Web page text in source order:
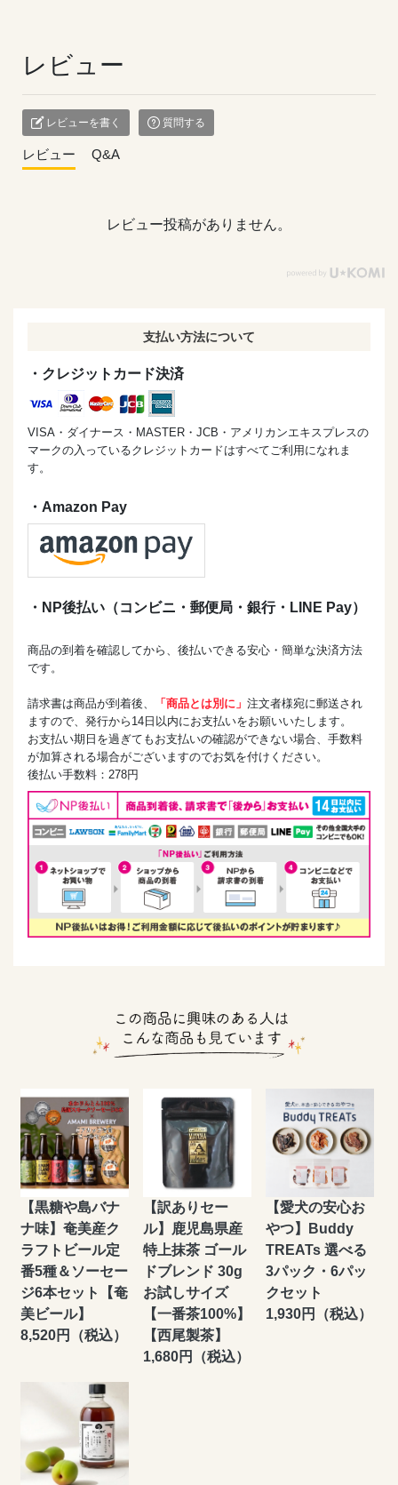
レビュー
レビューを書く 質問する
レビュー Q&A
レビュー投稿がありません。
支払い方法について
・クレジットカード決済
VISA・ダイナース・MASTER・JCB・アメリカンエキスプレスの
マークの入っているクレジットカードはすべてご利用になれま
す。
・Amazon Pay
・NP後払い（コンビニ・郵便局・銀行・LINE Pay）
商品の到着を確認してから、後払いできる安心・簡単な決済方法
です。
請求書は商品が到着後、 「商品とは別に」 注文者様宛に郵送され
ますので、発行から14日以内にお支払いをお願いいたします。
お支払い期日を過ぎてもお支払いの確認ができない場合、手数料
が加算される場合がございますのでお気を付けください。
後払い手数料：278円
【黒糖や島バナ
ナ味】奄美産ク
ラフトビール定
番5種＆ソーセー
ジ6本セット【奄
美ビール】
8,520円（税込）
【訳ありセー
ル】鹿児島県産
特上抹茶 ゴール
ドブレンド 30g
お試しサイズ
【一番茶100%】
【西尾製茶】
1,680円（税込）
【愛犬の安心お
やつ】Buddy
TREATs 選べる
3パック・6パッ
クセット
1,930円（税込）